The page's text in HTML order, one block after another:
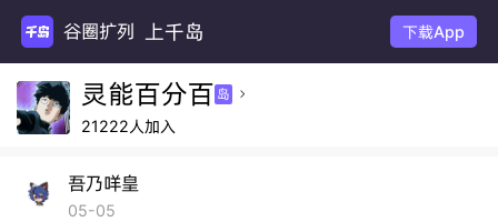
谷圈扩列 上千岛 下载App
灵能百分百 岛 
21222人加入
吾乃咩皇
05-05